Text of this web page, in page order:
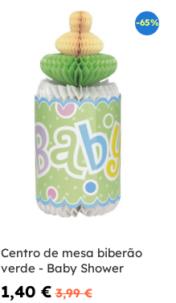
-65%
Centro de mesa biberão
verde - Baby Shower
1,40 € 3,99 €